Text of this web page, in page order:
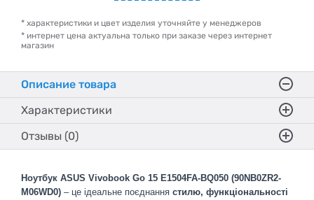
* характеристики и цвет изделия уточняйте у менеджеров
* интернет цена актуальна только при заказе через интернет
магазин
Описание товара
Характеристики
Отзывы (0)
Ноутбук ASUS Vivobook Go 15 E1504FA-BQ050 (90NB0ZR2-
M06WD0) – це ідеальне поєднання стилю, функціональності